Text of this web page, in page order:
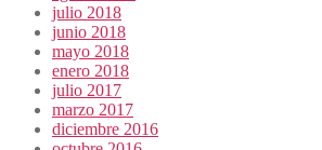
julio 2018
junio 2018
mayo 2018
enero 2018
julio 2017
marzo 2017
diciembre 2016